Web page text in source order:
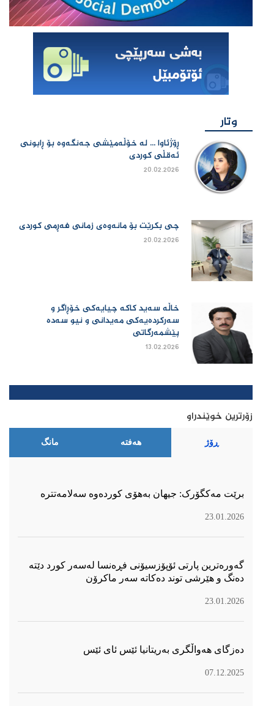
وتار
ڕۆژئاوا ... لە خۆڵەمێشی جەنگەوە بۆ ڕابونی
ئەقڵی کوردی
20.02.2026
چی بكرێت بۆ مانەوەی زمانی فەڕمی كوردی
20.02.2026
خاڵە سەید کاکە چیایەکی خۆڕاگر و
سەرکردەیەکی مەیدانی و نیو سەدە
پێشمەرگاتی
13.02.2026
زۆرترین خوێندراو
ڕۆژ هەفتە مانگ
برێت مەکگۆرک: جیهان بەهۆی کوردەوە سەلامەتترە
23.01.2026
گەورەترین پارتی ئۆپۆزسیۆنی فڕەنسا لەسەر كورد دێتە
دەنگ و هێرشی توند دەكاتە سەر ماكرۆن
23.01.2026
دەزگای هەواڵگری بەریتانیا ئێس ئای ئێس
07.12.2025